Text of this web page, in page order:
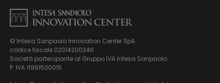
© Intesa Sanpaolo Innovation Center SpA
codice fiscale 02014200246
Società partecipante al Gruppo IVA Intesa Sanpaolo
P. IVA 11991500015
Chi siamo
News ed Eventi
Podcast
Informativa Privacy
Informativa Privacy Careers
Privacy e Cookie Policy
Mappa del sito
Whistleblowing
Modello di gestione, organizzazione e controllo ex Dlgs.